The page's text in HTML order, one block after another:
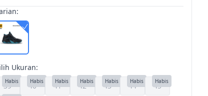
Ukuran:
39
Habis 40
Habis 41
Habis 42
Habis 43
Habis 44
Habis 45
Habis